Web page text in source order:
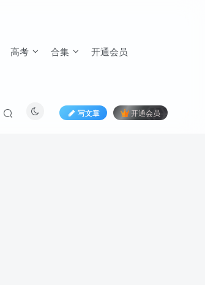
高考 合集 开通会员
写文章 开通会员